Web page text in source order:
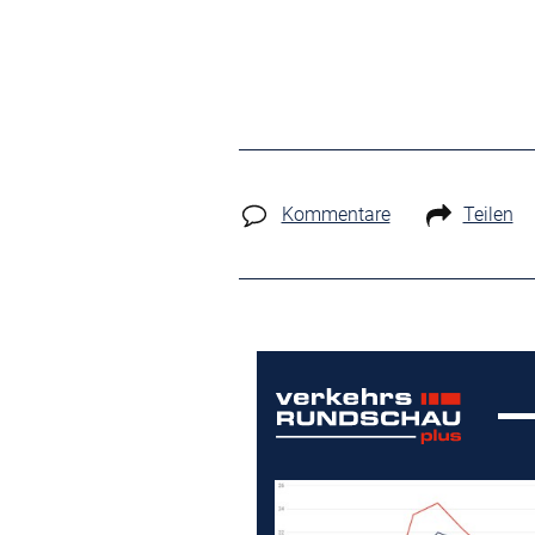
Kommentare Teilen